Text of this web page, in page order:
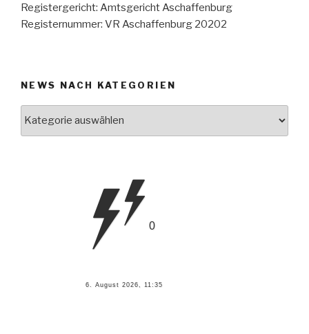
Registergericht: Amtsgericht Aschaffenburg
Registernummer: VR Aschaffenburg 20202
NEWS NACH KATEGORIEN
0
6. August 2026, 11:35